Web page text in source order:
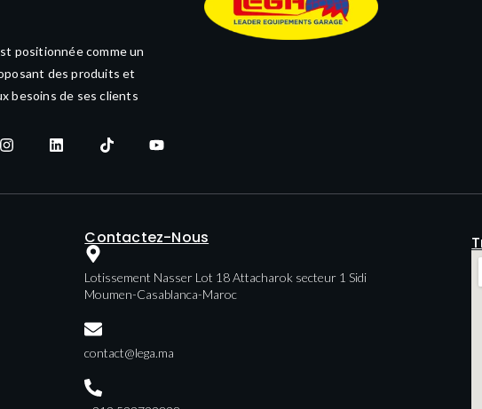
positionnée comme un
des produits et
besoins de ses clients
Contactez-Nous
Lotissement Nasser Lot 18 Attacharok secteur 1 Sidi
Moumen-Casablanca-Maroc
contact@lega.ma